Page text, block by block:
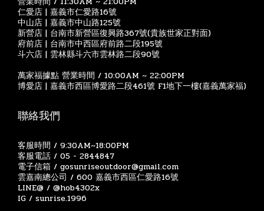
仁愛店 | 嘉義市仁愛路16號
中山店 | 嘉義市中山路125號
新營店 | 台南市新營區復興路367號(貴族世家正對面)
府前店 | 台南市中西區府前路二段195號
斗六店 | 雲林縣斗六市雲林路二段90號
萬家福據點 營業時間 / 10:00AM ~ 22:00PM
博愛店 | 嘉義市西區博愛路二段461號 F1地下一樓(嘉義萬家福)
聯絡我們
客服時間 / 9:30AM~18:00PM
客服電話 / 05 - 2844847
電子信箱 / gosunriseoutdoor@gmail.com
雲嘉南總公司 / 600 嘉義市西區仁愛路16號
LINE@ / @hob4302x
IG / sunrise.1996